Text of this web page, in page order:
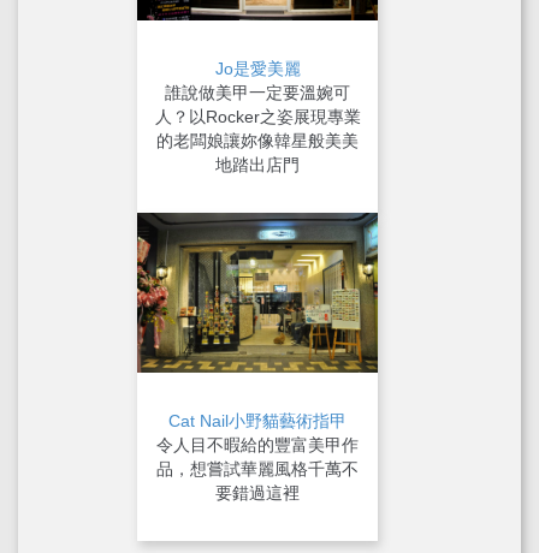
Jo是愛美麗
誰說做美甲一定要溫婉可
人？以Rocker之姿展現專業
的老闆娘讓妳像韓星般美美
地踏出店門
Cat Nail小野貓藝術指甲
令人目不暇給的豐富美甲作
品，想嘗試華麗風格千萬不
要錯過這裡